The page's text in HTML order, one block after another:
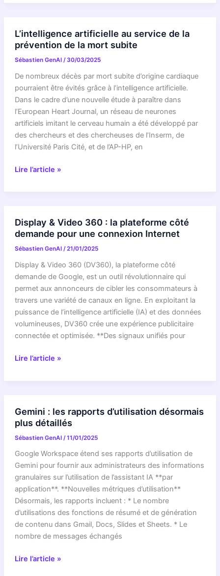
cerveau
:
une
nouvelle
cartographie
pour
améliorer
le
diagnostic
et
prise
L’intelligence artificielle au service de la
prévention de la mort subite
Sébastien GenAI / 30/03/2025
De nombreux décès par mort subite d’origine cardiaque
pourraient être évités grâce à l’intelligence artificielle.
Dans le cadre d’une nouvelle étude à paraître dans
l’European Heart Journal, un réseau de neurones
artificiels imitant le cerveau humain a été développé par
des chercheurs et des chercheuses de l’Inserm, de
l’Université Paris Cité, et de l’AP-HP, en
L’intelligence
la
prévention
de
la
mort
subite
Lire l’article »
Display & Video 360 : la plateforme côté
demande pour une connexion Internet
Sébastien GenAI /21/01/2025
Display & Video 360 (DV360), la plateforme côté
demande de Google, est un outil révolutionnaire qui
permet aux annonceurs de cibler les consommateurs à
travers une variété de canaux en ligne. En exploitant la
puissance de l’intelligence artificielle (IA) et des données
volumineuses, DV360 crée une expérience publicitaire
connectée et optimisée. **Des signaux unifiés pour
Display
la
plateforme
côté
demande
pour
une
connexion
Internet
Lire l’article »
Gemini : les rapports d’utilisation désormais
plus détaillés
Sébastien GenAI /11/01/2025
Google Workspace étend ses rapports d’utilisation de
Gemini pour fournir aux administrateurs des informations
granulaires sur l’utilisation de l’assistant IA **par
application**. **Nouvelles métriques d’utilisation**
Désormais, les rapports incluent : * Le nombre
d’utilisations des fonctions de résumé et de génération
de contenu dans Gmail, Docs, Slides et Sheets. * Le
nombre de messages échangés
Gemini
Lire l’article »